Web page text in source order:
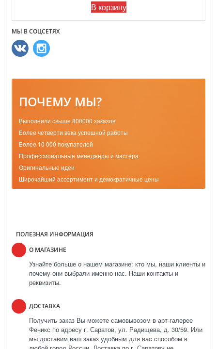
В корзину
МЫ В СОЦСЕТЯХ
ПОЧЕМУ МЫ?
Выполнили свыше 800000 заказов
Более четверти века успешной работы
Более 10 000 покупателей
Профессиональные менеджеры и мастера
Оригинальные идеи
Широчайший ассортимент и демократичные цены
ПОЛЕЗНАЯ ИНФОРМАЦИЯ
О МАГАЗИНЕ
Узнайте больше о нашем магазине: кто мы, наши клиенты и
почему они выбрали именно нас. Наши контакты и
реквизиты.
ДОСТАВКА
Получить заказ Вы можете самовывозом в арт-галерее
Феникс по адресу г. Саратов, ул. Радищева, д. 30/59. Или
мы доставим ваш заказ удобным для вас способом в